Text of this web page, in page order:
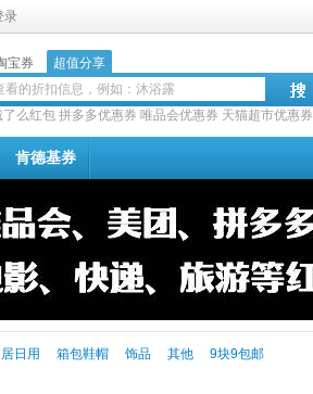
录
宝券 超值分享
了么红包 拼多多优惠券 唯品会优惠券 天猫超市优惠券
肯德基券
日用 箱包鞋帽 饰品 其他 9块9包邮